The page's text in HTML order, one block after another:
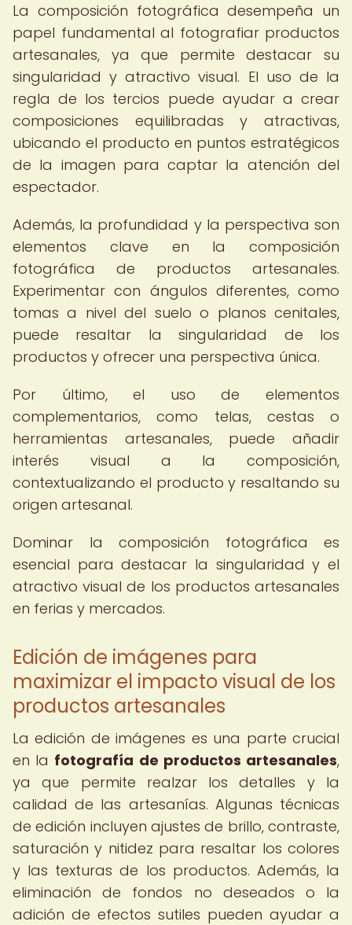
La composición fotográfica desempeña un
papel fundamental al fotografiar productos
artesanales, ya que permite destacar su
singularidad y atractivo visual. El uso de la
regla de los tercios puede ayudar a crear
composiciones equilibradas y atractivas,
ubicando el producto en puntos estratégicos
de la imagen para captar la atención del
espectador.
Además, la profundidad y la perspectiva son
elementos clave en la composición
fotográfica de productos artesanales.
Experimentar con ángulos diferentes, como
tomas a nivel del suelo o planos cenitales,
puede resaltar la singularidad de los
productos y ofrecer una perspectiva única.
Por último, el uso de elementos
complementarios, como telas, cestas o
herramientas artesanales, puede añadir
interés visual a la composición,
contextualizando el producto y resaltando su
origen artesanal.
Dominar la composición fotográfica es
esencial para destacar la singularidad y el
atractivo visual de los productos artesanales
en ferias y mercados.
Edición de imágenes para
maximizar el impacto visual de los
productos artesanales
La edición de imágenes es una parte crucial
en la fotografía de productos artesanales,
ya que permite realzar los detalles y la
calidad de las artesanías. Algunas técnicas
de edición incluyen ajustes de brillo, contraste,
saturación y nitidez para resaltar los colores
y las texturas de los productos. Además, la
eliminación de fondos no deseados o la
adición de efectos sutiles pueden ayudar a